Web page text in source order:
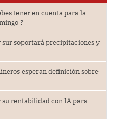
tener en cuenta para la
?
soportará precipitaciones y
esperan definición sobre
su rentabilidad con IA para